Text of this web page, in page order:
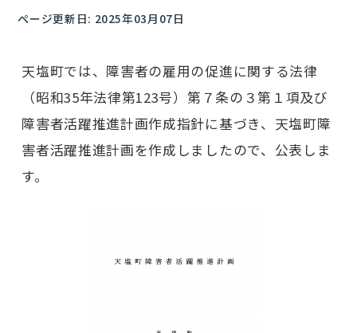
ページ更新日: 2025年03月07日
天塩町では、障害者の雇用の促進に関する法律
（昭和35年法律第123号）第７条の３第１項及び
障害者活躍推進計画作成指針に基づき、天塩町障
害者活躍推進計画を作成しましたので、公表しま
す。